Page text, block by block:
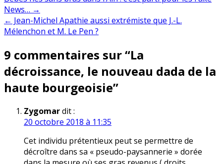
de
l’article
News… →
← Jean-Michel Apathie aussi extrémiste que J.-L.
Mélenchon et M. Le Pen ?
9 commentaires sur “La
décroissance, le nouveau dada de la
haute bourgeoisie”
Zygomardit :
20 octobre 2018 à 11:35
Cet individu prétentieux peut se permettre de
décroître dans sa « pseudo-paysannerie » dorée